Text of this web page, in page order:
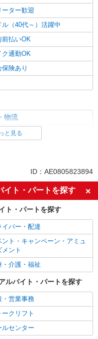
ーター歓迎
ル（40代～）活躍中
前払いOK
ク通勤OK
保険あり
物流
保険あり
と見る
ID：AE0805823894
イト・パートを探す
ト・パートを探す
イバー・配達
ント・キャンペーン・アミュ
メント
・介護・福祉
ルバイト・パートを探す
・営業事務
ークリフト
ルセンター